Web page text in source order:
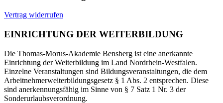
Vertrag widerrufen
EINRICHTUNG DER WEITERBILDUNG
Die Thomas-Morus-Akademie Bensberg ist eine anerkannte
Einrichtung der Weiterbildung im Land Nordrhein-Westfalen.
Einzelne Veranstaltungen sind Bildungsveranstaltungen, die dem
Arbeitnehmerweiterbildungsgesetz § 1 Abs. 2 entsprechen. Diese
sind anerkennungsfähig im Sinne von § 7 Satz 1 Nr. 3 der
Sonderurlaubsverordnung.